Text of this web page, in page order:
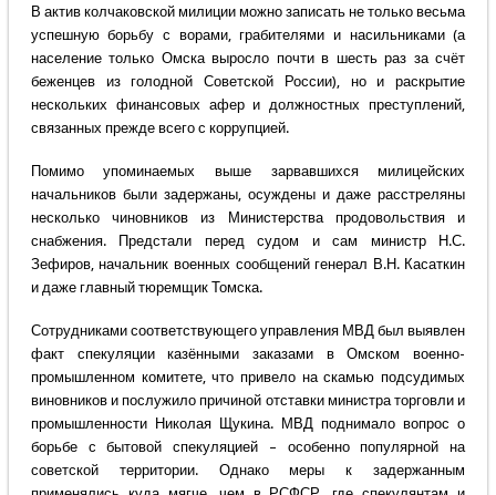
В актив колчаковской милиции можно записать не только весьма
успешную борьбу с ворами, грабителями и насильниками (а
население только Омска выросло почти в шесть раз за счёт
беженцев из голодной Советской России), но и раскрытие
нескольких финансовых афер и должностных преступлений,
связанных прежде всего с коррупцией.
Помимо упоминаемых выше зарвавшихся милицейских
начальников были задержаны, осуждены и даже расстреляны
несколько чиновников из Министерства продовольствия и
снабжения. Предстали перед судом и сам министр Н.С.
Зефиров, начальник военных сообщений генерал В.Н. Касаткин
и даже главный тюремщик Томска.
Сотрудниками соответствующего управления МВД был выявлен
факт спекуляции казёнными заказами в Омском военно-
промышленном комитете, что привело на скамью подсудимых
виновников и послужило причиной отставки министра торговли и
промышленности Николая Щукина. МВД поднимало вопрос о
борьбе с бытовой спекуляцией – особенно популярной на
советской территории. Однако меры к задержанным